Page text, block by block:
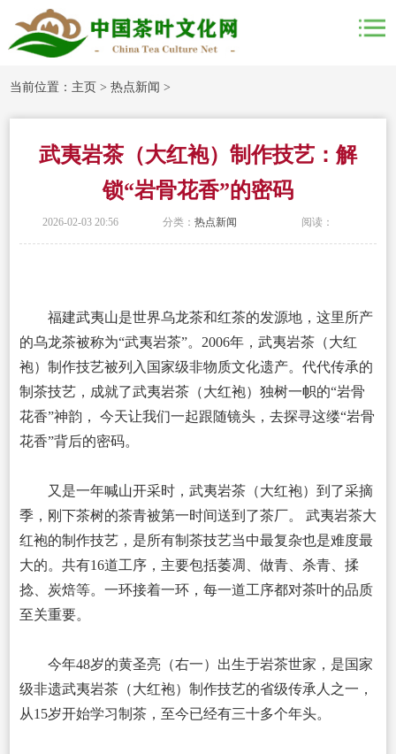
当前位置： 主页 >热点新闻 >
武夷岩茶（大红袍）制作技艺：解
锁“岩骨花香”的密码
2026-02-03 20:56 分类： 热点新闻 阅读：
福建武夷山是世界乌龙茶和红茶的发源地，这里所产
的乌龙茶被称为“武夷岩茶”。2006年，武夷岩茶（大红
袍）制作技艺被列入国家级非物质文化遗产。代代传承的
制茶技艺，成就了武夷岩茶（大红袍）独树一帜的“岩骨
花香”神韵， 今天让我们一起跟随镜头，去探寻这缕“岩骨
花香”背后的密码。
又是一年喊山开采时，武夷岩茶（大红袍）到了采摘
季，刚下茶树的茶青被第一时间送到了茶厂。 武夷岩茶大
红袍的制作技艺，是所有制茶技艺当中最复杂也是难度最
大的。共有16道工序，主要包括萎凋、做青、杀青、揉
捻、炭焙等。一环接着一环，每一道工序都对茶叶的品质
至关重要。
今年48岁的黄圣亮（右一）出生于岩茶世家，是国家
级非遗武夷岩茶（大红袍）制作技艺的省级传承人之一，
从15岁开始学习制茶，至今已经有三十多个年头。